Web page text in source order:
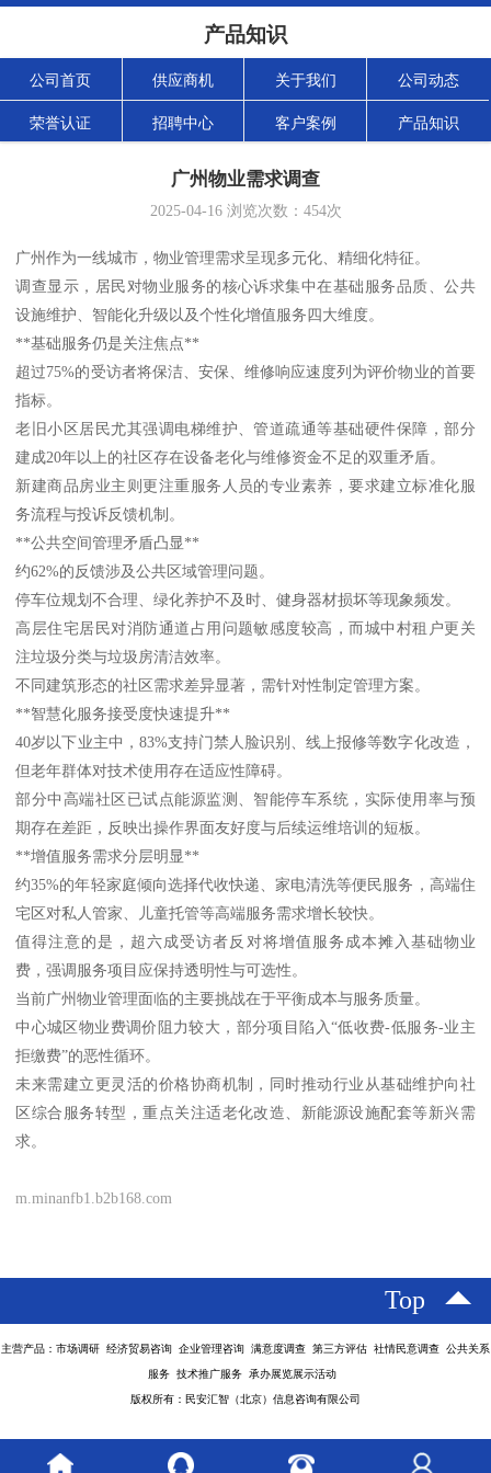
产品知识
公司首页 供应商机 关于我们 公司动态
荣誉认证 招聘中心 客户案例 产品知识
广州物业需求调查
2025-04-16浏览次数： 454次
广州作为一线城市，物业管理需求呈现多元化、精细化特征。
调查显示，居民对物业服务的核心诉求集中在基础服务品质、公共
设施维护、智能化升级以及个性化增值服务四大维度。
**基础服务仍是关注焦点**
超过75%的受访者将保洁、安保、维修响应速度列为评价物业的首要
指标。
老旧小区居民尤其强调电梯维护、管道疏通等基础硬件保障，部分
建成20年以上的社区存在设备老化与维修资金不足的双重矛盾。
新建商品房业主则更注重服务人员的专业素养，要求建立标准化服
务流程与投诉反馈机制。
**公共空间管理矛盾凸显**
约62%的反馈涉及公共区域管理问题。
停车位规划不合理、绿化养护不及时、健身器材损坏等现象频发。
高层住宅居民对消防通道占用问题敏感度较高，而城中村租户更关
注垃圾分类与垃圾房清洁效率。
不同建筑形态的社区需求差异显著，需针对性制定管理方案。
**智慧化服务接受度快速提升**
40岁以下业主中，83%支持门禁人脸识别、线上报修等数字化改造，
但老年群体对技术使用存在适应性障碍。
部分中高端社区已试点能源监测、智能停车系统，实际使用率与预
期存在差距，反映出操作界面友好度与后续运维培训的短板。
**增值服务需求分层明显**
约35%的年轻家庭倾向选择代收快递、家电清洗等便民服务，高端住
宅区对私人管家、儿童托管等高端服务需求增长较快。
值得注意的是，超六成受访者反对将增值服务成本摊入基础物业
费，强调服务项目应保持透明性与可选性。
当前广州物业管理面临的主要挑战在于平衡成本与服务质量。
中心城区物业费调价阻力较大，部分项目陷入“低收费-低服务-业主
拒缴费”的恶性循环。
未来需建立更灵活的价格协商机制，同时推动行业从基础维护向社
区综合服务转型，重点关注适老化改造、新能源设施配套等新兴需
求。
m.minanfb1.b2b168.com
Top
主营产品：市场调研 经济贸易咨询 企业管理咨询 满意度调查 第三方评估 社情民意调查 公共关系
服务 技术推广服务 承办展览展示活动
版权所有：民安汇智（北京）信息咨询有限公司